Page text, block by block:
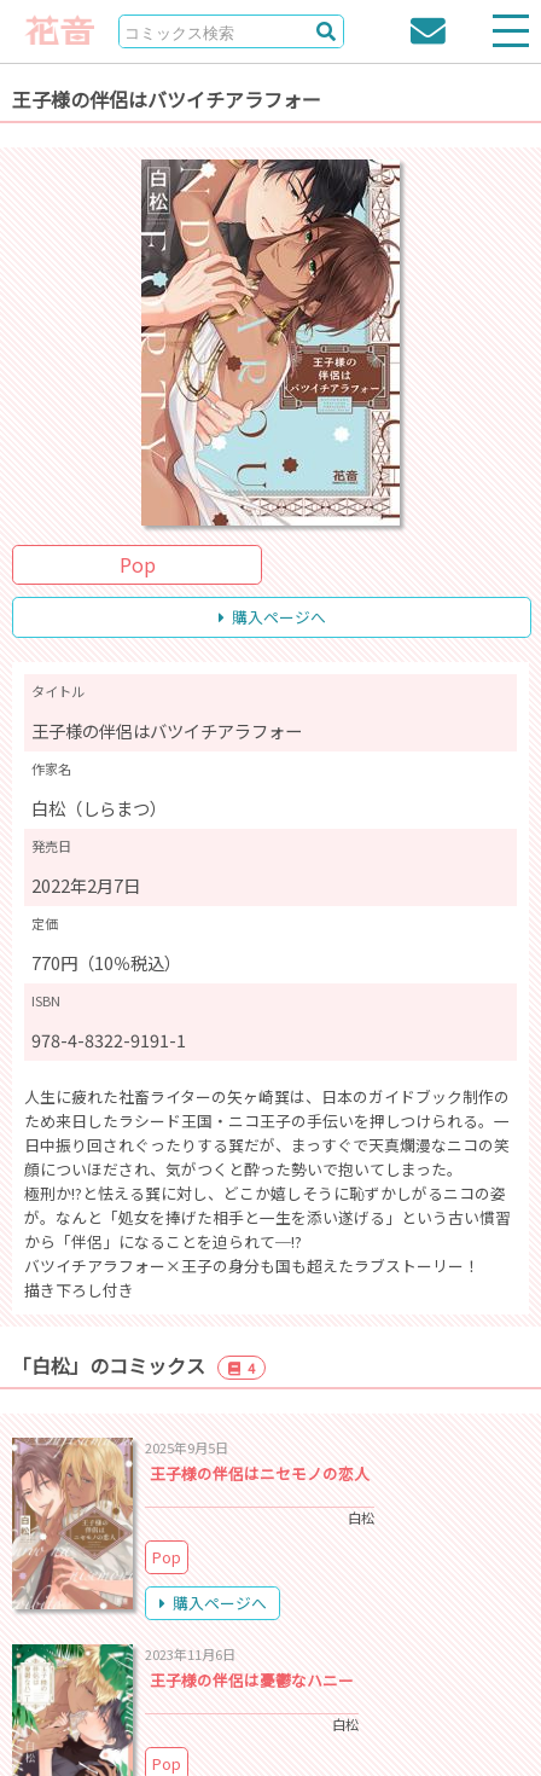
王子様の伴侶はバツイチアラフォー
Pop
購入ページへ
タイトル
王子様の伴侶はバツイチアラフォー
作家名
白松（しらまつ）
発売日
2022年2月7日
定価
770円（10％税込）
ISBN
978-4-8322-9191-1
人生に疲れた社畜ライターの矢ヶ崎巽は、日本のガイドブック制作の
ため来日したラシード王国・ニコ王子の手伝いを押しつけられる。一
日中振り回されぐったりする巽だが、まっすぐで天真爛漫なニコの笑
顔についほだされ、気がつくと酔った勢いで抱いてしまった。
極刑か!?と怯える巽に対し、どこか嬉しそうに恥ずかしがるニコの姿
が。なんと「処女を捧げた相手と一生を添い遂げる」という古い慣習
から「伴侶」になることを迫られて─!?
バツイチアラフォー×王子の身分も国も超えたラブストーリー！
描き下ろし付き
「白松」のコミックス 4
2025年9月5日
王子様の伴侶はニセモノの恋人
白松
Pop
購入ページへ
2023年11月6日
王子様の伴侶は憂鬱なハニー
白松
Pop